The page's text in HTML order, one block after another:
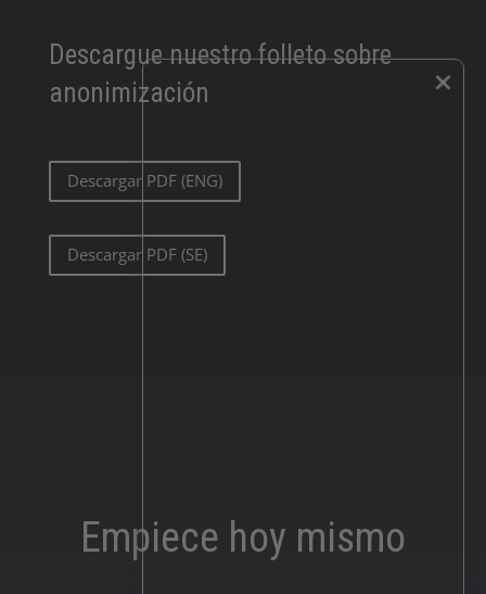
Descargue nuestro folleto sobre
anonimización
Descargar PDF (ENG)
Descargar PDF (SE)
Empiece hoy mismo
×